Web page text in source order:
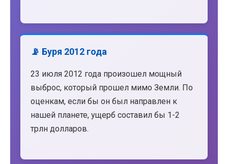
📡 Буря 2012 года
23 июля 2012 года произошел мощный
выброс, который прошел мимо Земли. По
оценкам, если бы он был направлен к
нашей планете, ущерб составил бы 1-2
трлн долларов.